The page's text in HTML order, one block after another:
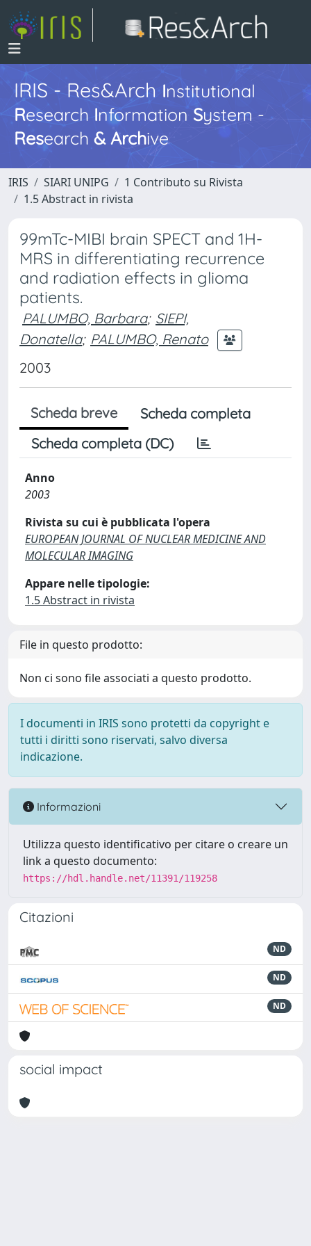
IRIS - Res&ArchInstitutional
Research InformationSystem -
Research & Archive
IRIS SIARI UNIPG
1 Contributo su Rivista
1.5 Abstract in rivista
99mTc-MIBI brain SPECT and 1H-
MRS in differentiating recurrence
and radiation effects in glioma
patients.
PALUMBO, Barbara; SIEPI,
Donatella; PALUMBO, Renato
2003
Scheda breve
Scheda completa
Scheda completa (DC)
Anno
2003
Rivista su cui è pubblicata l'opera
EUROPEAN JOURNAL OF NUCLEAR MEDICINE AND
MOLECULAR IMAGING
Appare nelle tipologie:
1.5 Abstract in rivista
File in questo prodotto:
Non ci sono file associati a questo prodotto.
I documenti in IRIS sono protetti da copyright e
tutti i diritti sono riservati, salvo diversa
indicazione.
Informazioni
Utilizza questo identificativo per citare o creare un
link a questo documento:
https://hdl.handle.net/11391/119258
Citazioni
ND
ND
ND
social impact